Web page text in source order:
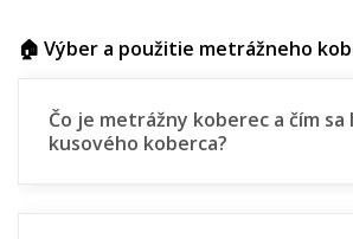
🏠 Výber a použitie metrážneho
Čo je metrážny koberec a čím sa
kusového koberca?